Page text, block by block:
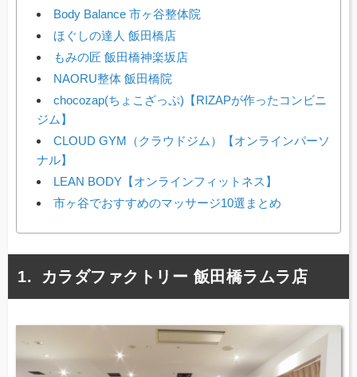
Body Balance 市ヶ谷整体院
ほぐしの達人 飯田橋店
もみの匠 飯田橋神楽坂店
NAORU整体 飯田橋院
chocozap(ちょこざっぷ)【RIZAPが作ったコンビニ
ジム】
CLOUD GYM（クラウドジム）【オンラインパーソ
ナル】
LEAN BODY【オンラインフィットネス】
市ヶ谷でおすすめのマッサージ10選まとめ
カラダファクトリー 飯田橋ラムラ店